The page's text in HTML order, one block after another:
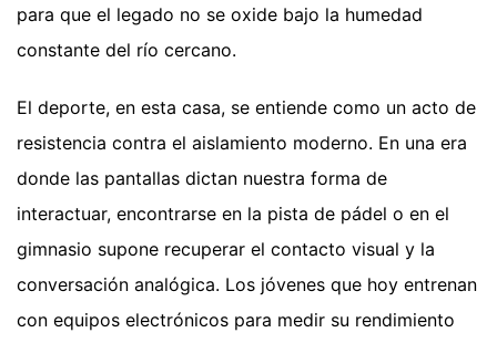
para que el legado no se oxide bajo la humedad
constante del río cercano.
El deporte, en esta casa, se entiende como un acto de
resistencia contra el aislamiento moderno. En una era
donde las pantallas dictan nuestra forma de
interactuar, encontrarse en la pista de pádel o en el
gimnasio supone recuperar el contacto visual y la
conversación analógica. Los jóvenes que hoy entrenan
con equipos electrónicos para medir su rendimiento